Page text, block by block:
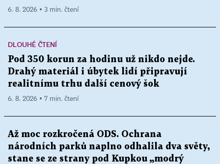
6. 8. 2026 ▪ 3 min. čtení
DLOUHÉ ČTENÍ
Pod 350 korun za hodinu už nikdo nejde.
Drahý materiál i úbytek lidí připravují
realitnímu trhu další cenový šok
6. 8. 2026 ▪ 7 min. čtení
Až moc rozkročená ODS. Ochrana
národních parků naplno odhalila dva světy,
stane se ze strany pod Kupkou „modrý